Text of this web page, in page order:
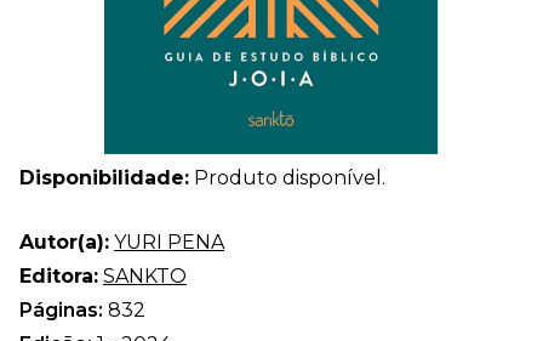
Disponibilidade: Produto disponível.
Autor(a): YURI PENA
Editora: SANKTO
Páginas: 832